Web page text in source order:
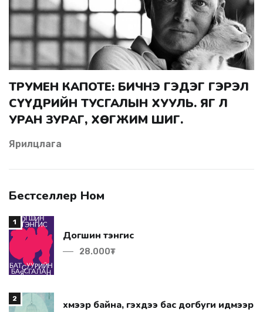
ТРУМЕН КАПОТЕ: БИЧНЭ ГЭДЭГ ГЭРЭЛ
СҮҮДРИЙН ТУСГАЛЫН ХУУЛЬ. ЯГ Л
УРАН ЗУРАГ, ХӨГЖИМ ШИГ.
Ярилцлага
Бестселлер Ном
1
Догшин тэнгис
28.000₮
2